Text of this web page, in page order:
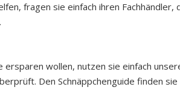
fragen sie einfach ihren
ersparen wollen, nutzen sie einfach
Den Schnäppchenguide finden sie